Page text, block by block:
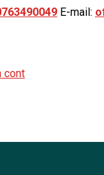
E-mail:
cont